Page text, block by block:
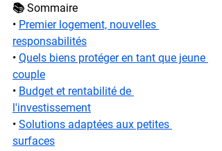
📚 Sommaire
• Premier logement, nouvelles
responsabilités
• Quels biens protéger en tant que jeune
couple
• Budget et rentabilité de
l'investissement
• Solutions adaptées aux petites
surfaces